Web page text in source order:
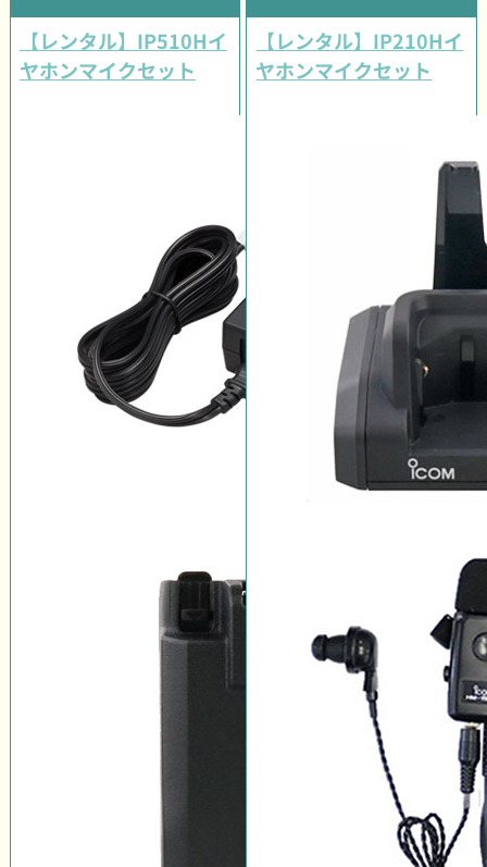
【レンタル】IP510Hイ
ヤホンマイクセット
【レンタル】IP210Hイ
ヤホンマイクセット